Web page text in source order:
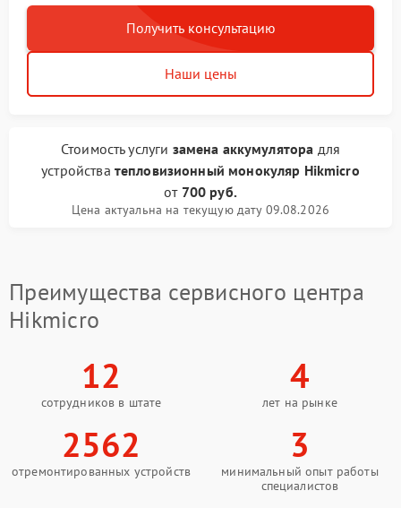
Получить консультацию
Наши цены
Стоимость услуги замена аккумулятора для
устройства тепловизионный монокуляр Hikmicro
от 700 руб.
Цена актуальна на текущую дату 09.08.2026
Преимущества сервисного центра
Hikmicro
12
сотрудников в штате
4
лет на рынке
2562
отремонтированных устройств
3
минимальный опыт работы
специалистов